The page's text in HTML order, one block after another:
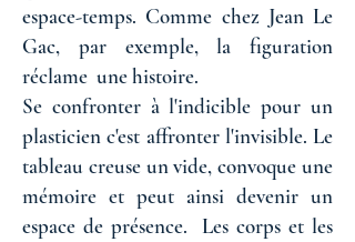
espace-temps. Comme chez Jean Le
Gac, par exemple, la figuration
réclame une histoire.
Se confronter à l'indicible pour un
plasticien c'est affronter l'invisible. Le
tableau creuse un vide, convoque une
mémoire et peut ainsi devenir un
espace de présence. Les corps et les